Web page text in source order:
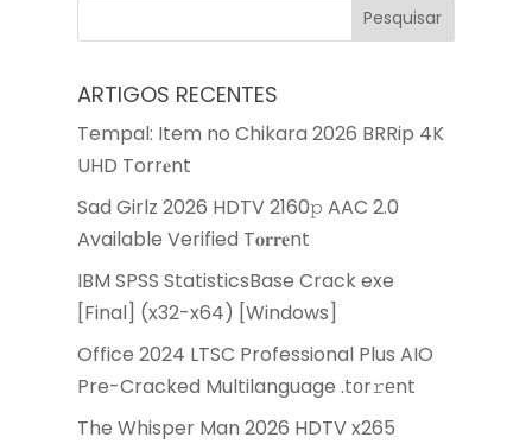
ARTIGOS RECENTES
Tempal: Item no Chikara 2026 BRRip 4K
UHD Torr𝐞nt
Sad Girlz 2026 HDTV 2160𝚙 AAC 2.0
Available Verified T𝐨𝐫𝐫𝐞nt
IBM SPSS StatisticsBase Crack exe
[Final] (x32-x64) [Windows]
Office 2024 LTSC Professional Plus AIO
Pre-Cracked Multilanguage .tоr𝚛еnt
The Whisper Man 2026 HDTV x265